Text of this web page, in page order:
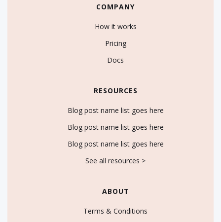
COMPANY
How it works
Pricing
Docs
RESOURCES
Blog post name list goes here
Blog post name list goes here
Blog post name list goes here
See all resources >
ABOUT
Terms & Conditions